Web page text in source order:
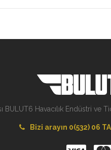
BULUT6 Havacılık Endüstri ve
Bizi arayın 0(532) 06